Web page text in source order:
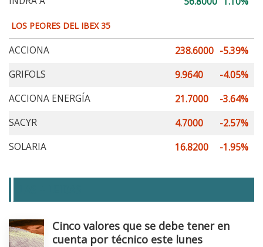
LOS PEORES DEL IBEX 35
ACCIONA 238.6000 -5.39%
GRIFOLS
9.9640
-4.05%
ACCIONA ENERGÍA
21.7000
-3.64%
SACYR
4.7000
-2.57%
SOLARIA
16.8200 -1.95%
Cinco valores que se debe tener en
cuenta por técnico este lunes